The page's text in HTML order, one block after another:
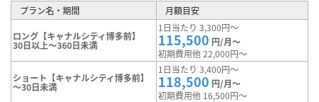
プラン名・期間 月額目安
ロング【キャナルシティ博多前】
30日以上～360日未満
1日当たり 3,300円～
115,500 円/月～
初期費用他 22,000円～
ショート【キャナルシティ博多前】
～30日未満
1日当たり 3,400円～
118,500 円/月～
初期費用他 16,500円～